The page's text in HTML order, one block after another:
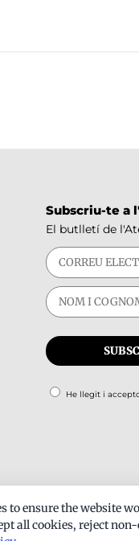
Subscriu-te a
El butlletí de
He llegit i
to ensure the website
all cookies, reject